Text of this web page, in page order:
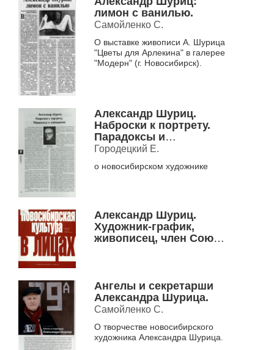
лимон с ванилью.
Самойленко С.
О выставке живописи А. Шурица
"Цветы для Арлекина" в галерее
"Модерн" (г. Новосибирск).
Александр Шуриц.
Наброски к портрету.
Парадоксы и
совпадения.
Городецкий Е.
о новосибирском художнике
Александр Шуриц.
Художник-график,
живописец, член Союза
Академии художеств,
лауреат и дипломант
российских и
конкурсов и выставок.
Краткая справка.
Ангелы и секретарши
Александра Шурица.
Самойленко С.
О творчестве новосибирского
художника Александра Шурица.